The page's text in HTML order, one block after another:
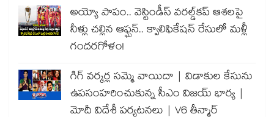
అయ్యో పాపం.. వెస్టిండీస్ వరల్డ్‌కప్ ఆశలపై
నీళ్లు చల్లిన ఆఫ్ఘన్.. క్వాలిఫికేషన్ రేసులో మళ్లీ
గందరగోళం!
గిగ్ వర్కర్ల సమ్మె వాయిదా | విడాకుల కేసును
ఉపసంహరించుకున్న సీఎం విజయ్ భార్య |
మోదీ విదేశీ పర్యటనలు | V6 తీన్మార్